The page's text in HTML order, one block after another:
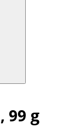
99 g